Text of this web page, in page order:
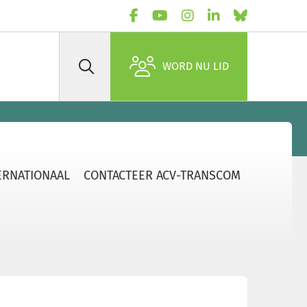
Zoek WORD NU LID
CONTACTEER ACV-TRANSCOM